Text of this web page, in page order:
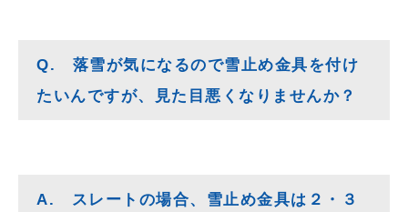
Q. 落雪が気になるので雪止め金具を付け
たいんですが、見た目悪くなりませんか？
A. スレートの場合、雪止め金具は２・３